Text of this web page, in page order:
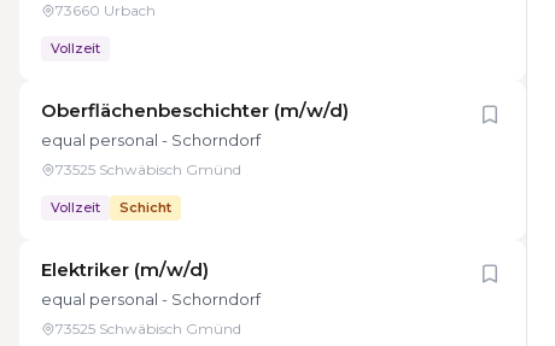
73660 Urbach
Vollzeit
Oberflächenbeschichter (m/w/d)
equal personal - Schorndorf
73525 Schwäbisch Gmünd
Vollzeit Schicht
Elektriker (m/w/d)
equal personal - Schorndorf
73525 Schwäbisch Gmünd